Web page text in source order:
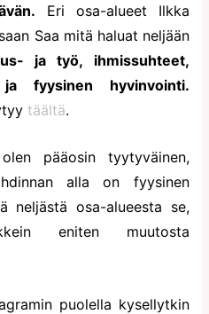
Eri osa-alueet Ilkka
Saa mitä haluat neljään
ja työ, ihmissuhteet,
fyysinen hyvinvointi.
täältä.
pääosin tyytyväinen,
alla on fyysinen
neljästä osa-alueesta se,
eniten muutosta
puolella kysellytkin